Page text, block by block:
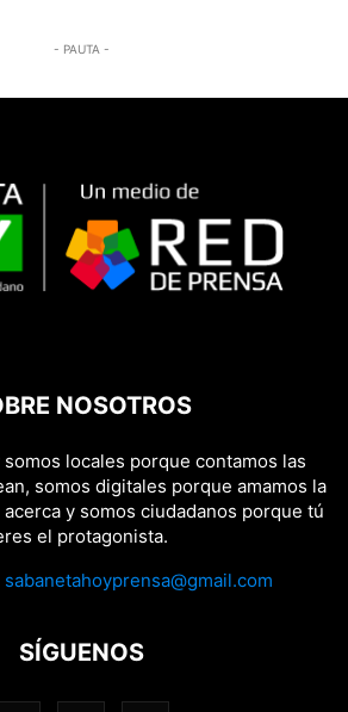
- PAUTA -
NOSOTROS
somos locales porque contamos las
somos digitales porque amamos la
y somos ciudadanos porque tú
el protagonista.
sabanetahoyprensa@gmail.com
SÍGUENOS